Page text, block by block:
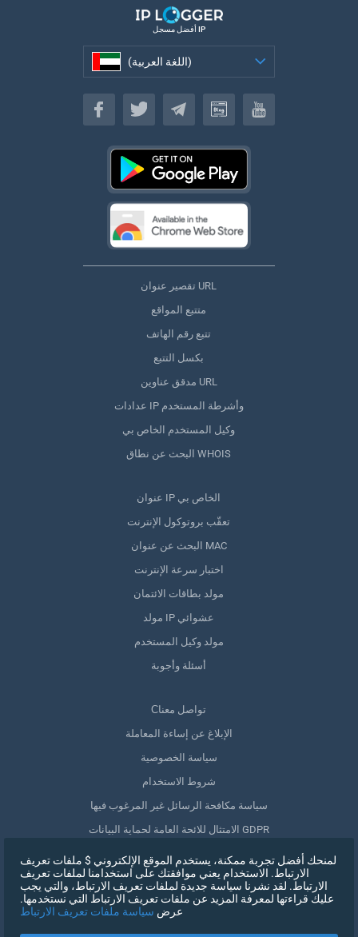
أفضل مسجل IP
(اللغة العربية)
(اللغة العربية)
تقصير عنوان URL
متتبع المواقع
تتبع رقم الهاتف
بكسل التتبع
مدقق عناوين URL
عدادات IP وأشرطة المستخدم
وكيل المستخدم الخاص بي
البحث عن نطاق WHOIS
عنوان IP الخاص بي
تعقّب بروتوكول الإنترنت
البحث عن عنوان MAC
اختبار سرعة الإنترنت
مولد بطاقات الائتمان
مولد IP عشوائي
مولد وكيل المستخدم
أسئلة وأجوبة
Сتواصل معنا
الإبلاغ عن إساءة المعاملة
سياسة الخصوصية
شروط الاستخدام
سياسة مكافحة الرسائل غير المرغوب فيها
الامتثال للائحة العامة لحماية البيانات GDPR
حذف بياناتي
سحب الموافقة
لمنحك أفضل تجربة ممكنة، يستخدم الموقع الإلكتروني $ ملفات تعريف
الارتباط. الاستخدام يعني موافقتك على استخدامنا لملفات تعريف
الارتباط. لقد نشرنا سياسة جديدة لملفات تعريف الارتباط، والتي يجب
عليك قراءتها لمعرفة المزيد عن ملفات تعريف الارتباط التي نستخدمها.
عرض سياسة ملفات تعريف الارتباط